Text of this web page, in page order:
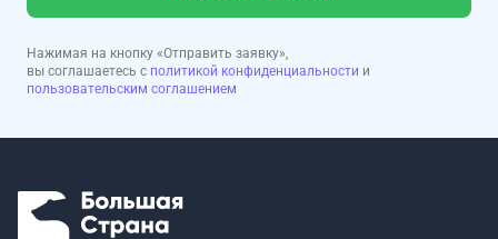
Нажимая на кнопку «Отправить заявку»,
вы соглашаетесь с политикой конфиденциальности и
пользовательским соглашением